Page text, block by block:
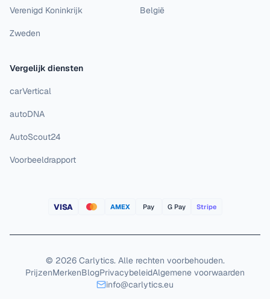
Verenigd Koninkrijk België
Zweden
Vergelijk diensten
carVertical
autoDNA
AutoScout24
Voorbeeldrapport
VISA AMEX Pay G Pay Stripe
© 2026 Carlytics. Alle rechten voorbehouden.
PrijzenMerkenBlogPrivacybeleidAlgemene voorwaarden
info@carlytics.eu